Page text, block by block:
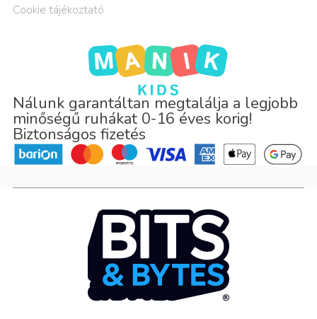
Nálunk garantáltan megtalálja a legjobb
minőségű ruhákat 0-16 éves korig!
Biztonságos fizetés
Cookie tájékoztató